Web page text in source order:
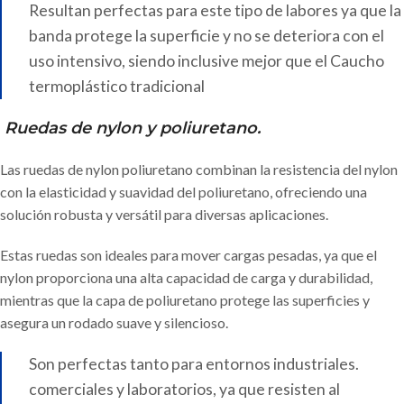
Resultan perfectas para este tipo de labores ya que la
banda protege la superficie y no se deteriora con el
uso intensivo, siendo inclusive mejor que el Caucho
termoplástico tradicional
Ruedas de nylon y poliuretano.
Las ruedas de nylon poliuretano combinan la resistencia del nylon
con la elasticidad y suavidad del poliuretano, ofreciendo una
solución robusta y versátil para diversas aplicaciones.
Estas ruedas son ideales para mover cargas pesadas, ya que el
nylon proporciona una alta capacidad de carga y durabilidad,
mientras que la capa de poliuretano protege las superficies y
asegura un rodado suave y silencioso.
Son perfectas tanto para entornos industriales.
comerciales y laboratorios, ya que resisten al